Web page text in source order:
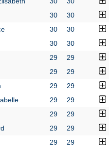
30
30
30
30
30
30
29
29
29
29
29
29
29
29
29
29
29
29
29
29